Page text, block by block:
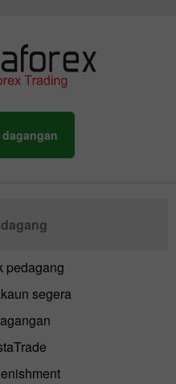
pedagang
segera